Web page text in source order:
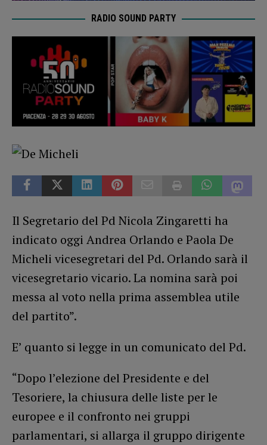
RADIO SOUND PARTY
Il Segretario del Pd Nicola Zingaretti ha
indicato oggi Andrea Orlando e Paola De
Micheli vicesegretari del Pd. Orlando sarà il
vicesegretario vicario. La nomina sarà poi
messa al voto nella prima assemblea utile
del partito”.
E’ quanto si legge in un comunicato del Pd.
“Dopo l’elezione del Presidente e del
Tesoriere, la chiusura delle liste per le
europee e il confronto nei gruppi
parlamentari, si allarga il gruppo dirigente